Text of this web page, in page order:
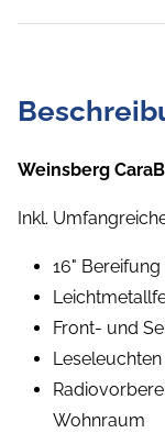
Weinsberg
Inkl.
16" Bereifung
Front- und
Wohnraum